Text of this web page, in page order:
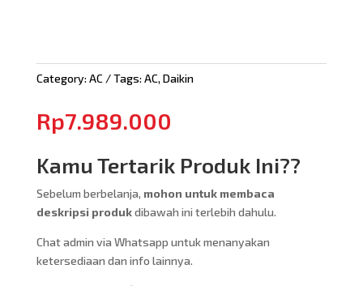
Category: AC Tags: AC, Daikin
Rp7.989.000
Kamu Tertarik Produk Ini??
Sebelum berbelanja, mohon untuk membaca
deskripsi produkdibawah ini terlebih dahulu.
Chat admin via Whatsapp untuk menanyakan
ketersediaan dan info lainnya.